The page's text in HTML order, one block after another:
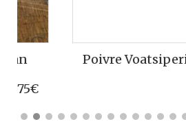
Poivre Voatsiperifery